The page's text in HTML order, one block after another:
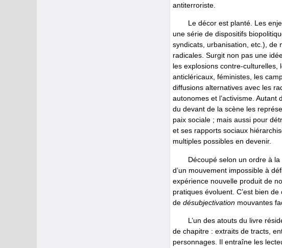
antiterroriste.
Le décor est planté. Les
une série de dispositifs
syndicats, urbanisation, etc.), de
radicales. Surgit non pas une
les explosions contre-culturelles,
anticléricaux, féministes, les
diffusions alternatives avec les
autonomes et l’activisme. Autant
du devant de la scène les
paix sociale ; mais aussi pour
et ses rapports sociaux
multiples possibles en devenir.
Découpé selon un ordre à
d’un mouvement impossible à
expérience nouvelle produit de
pratiques évoluent. C’est bien
de désubjectivation mouvantes
L’un des atouts du livre
de chapitre : extraits de tracts,
personnages. Il entraîne les